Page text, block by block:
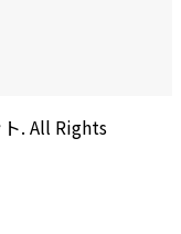
. All Rights